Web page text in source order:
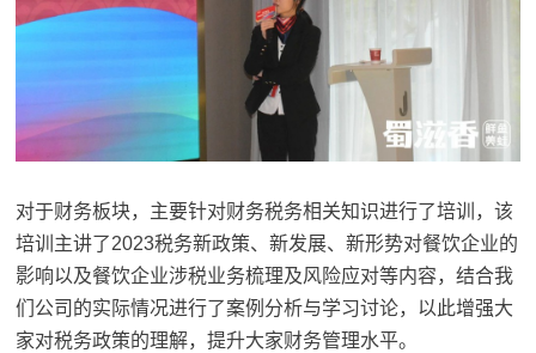
对于财务板块，主要针对财务税务相关知识进行了培训，该
培训主讲了2023税务新政策、新发展、新形势对餐饮企业的
影响以及餐饮企业涉税业务梳理及风险应对等内容，结合我
们公司的实际情况进行了案例分析与学习讨论，以此增强大
家对税务政策的理解，提升大家财务管理水平。